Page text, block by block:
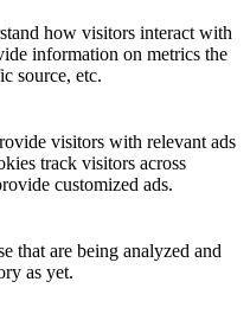
how visitors interact with
information on metrics the
source, etc.
visitors with relevant ads
track visitors across
customized ads.
that are being analyzed and
as yet.